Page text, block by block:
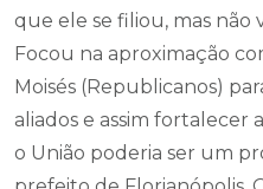
que ele se filiou, mas não
Focou na aproximação
Moisés (Republicanos)
aliados e assim fortalecer
o União poderia ser um